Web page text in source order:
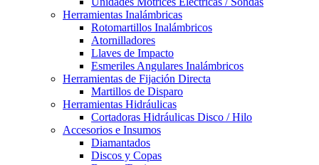
Herramientas Inalámbricas
Rotomartillos Inalámbricos
Atornilladores
Llaves de Impacto
Esmeriles Angulares Inalámbricos
Herramientas de Fijación Directa
Martillos de Disparo
Herramientas Hidráulicas
Cortadoras Hidráulicas Disco / Hilo
Accesorios e Insumos
Diamantados
Discos y Copas